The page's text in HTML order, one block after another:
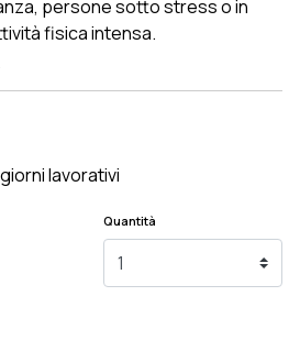
persone sotto stress o in
fisica intensa.
lavorativi
Quantità